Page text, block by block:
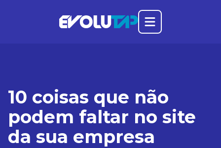
Abrir o menu
10 coisas que não
podem faltar no site
da sua empresa